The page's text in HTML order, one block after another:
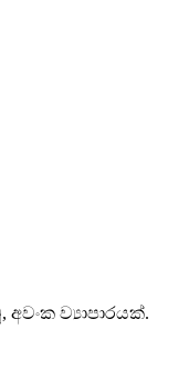
ව්‍යාපාරයක්.